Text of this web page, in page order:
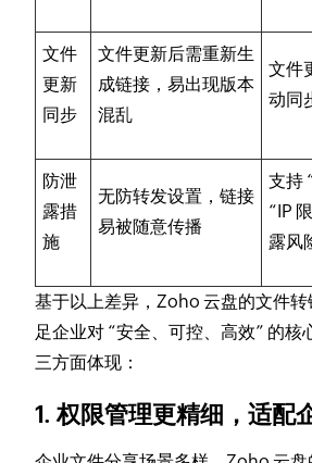
文件
更新
同步
文件更新后需重新生
成链接，易出现版本
混乱
文件
动同
防泄
露措
施
无防转发设置，链接
易被随意传播
支持
“IP
露风
基于以上差异，Zoho 云盘的文件
足企业对 “安全、可控、高效” 的核
三方面体现：
1. 权限管理更精细，适配